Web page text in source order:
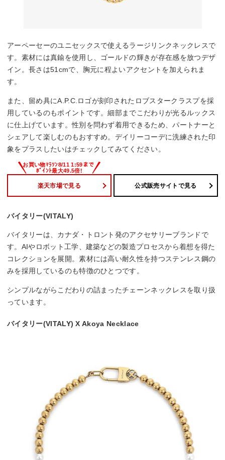
アーペーセーのユニセックスで使えるラージリンクネックレスで
す。素材には真鍮を使用し、ゴールドの輝きが存在感を放つデザ
イン。長さは51cmで、胸元に程よいアクセントを加えられま
す。
また、留め具にA.P.C.ロゴが刻印されたロブスタークラスプを採
用しているのもポイントです。細部までこだわりが光るルックス
に仕上げています。性別を問わず着用できるため、パートナーと
シェアして楽しむのもおすすめ。デイリーコーデに洗練された印
象をプラスしたいはチェックしてみてください。
楽天市場で見る 公式販売サイトで見る
バイタリー(VITALY)
バイタリーは、カナダ・トロント発のアクセサリーブランドで
す。AIやロボット工学、建築などの製造プロセスから着想を得た
コレクションを展開。素材には高い耐久性を持つステンレス鋼の
みを採用しているのも特徴のひとつです。
シンプルながらこだわりの詰まったチェーンネックレスを取り扱
っています。
バイタリー(VITALY) X Akoya Necklace